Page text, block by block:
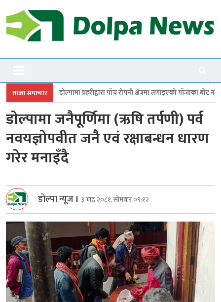
to
content
Dolpanews
ताजा समाचार
प्रहरीद्वारा पाँच रोपनी क्षेत्रमा लगाइएको गाँजाका बोट नष्ट जगदुल्लामा
डाेल्पामा जनैपूर्णिमा (ऋषि तर्पणी) पर्व
नवयज्ञोपवीत जनै एवं रक्षाबन्धन धारण
गरेर मनाइँदै
डोल्पा न्यूज । ३ भाद्र २०८१, सोमबार ०९:१२